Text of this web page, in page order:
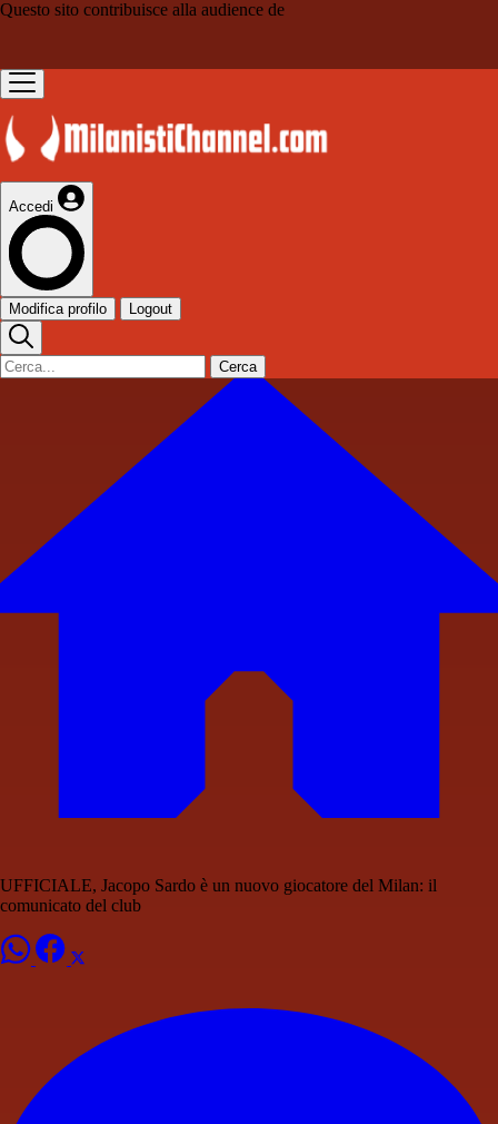
Questo sito contribuisce alla audience de
Accedi
Modifica profilo Logout
Cerca
UFFICIALE, Jacopo Sardo è un nuovo giocatore del Milan: il
comunicato del club